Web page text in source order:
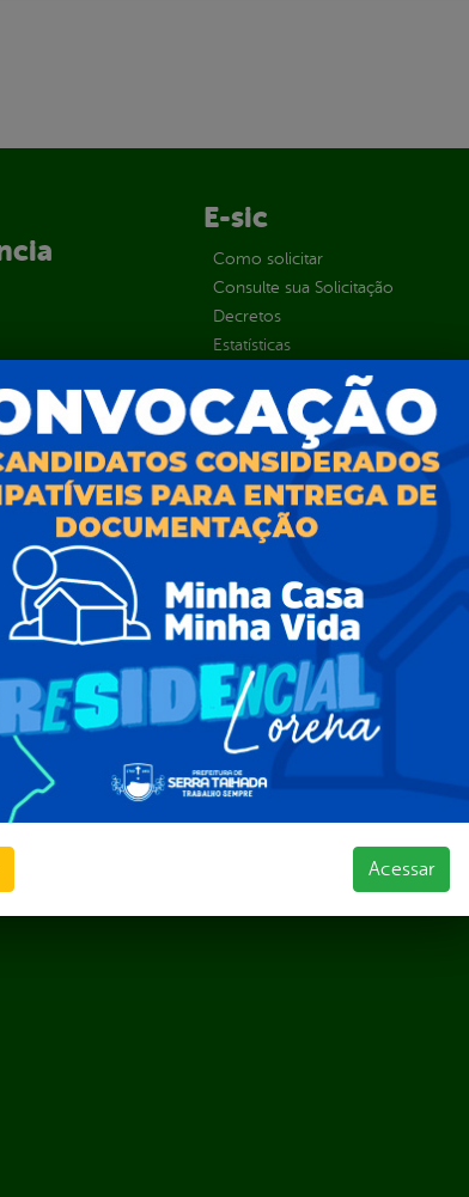
de Contas
E-sic
Como solicitar
Consulte sua Solicitação
Decretos
Estatísticas
Prazos e autoridades
Sic Físico
Solicitar Recurso
Solicitar um pedido
Acessar